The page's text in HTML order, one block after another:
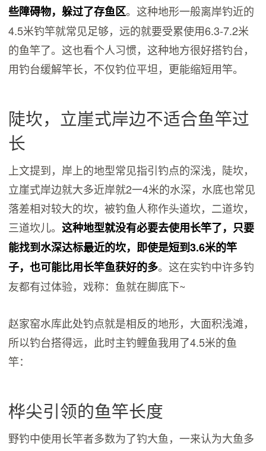
些障碍物，躲过了存鱼区。这种地形一般离岸钓近的
4.5米钓竿就常见足够，远的就要受累使用6.3-7.2米
的鱼竿了。这也看个人习惯，这种地方很好搭钓台，
用钓台缓解竿长，不仅钓位平坦，更能缩短用竿。
陡坎，立崖式岸边不适合鱼竿过
长
上文提到，岸上的地型常见指引钓点的深浅，陡坎，
立崖式岸边就大多近岸就2一4米的水深，水底也常见
落差相对较大的坎，被钓鱼人称作头道坎，二道坎，
三道坎儿。这种地型就没有必要去使用长竿了，只要
能找到水深达标最近的坎，即使是短到3.6米的竿
子，也可能比用长竿鱼获好的多。这在实钓中许多钓
友都有过体验，戏称：鱼就在脚底下~
赵家窑水库此处钓点就是相反的地形，大面积浅滩，
所以钓台搭得远，此时主钓鲤鱼我用了4.5米的鱼
竿：
桦尖引领的鱼竿长度
野钓中使用长竿者多数为了钓大鱼，一来认为大鱼多